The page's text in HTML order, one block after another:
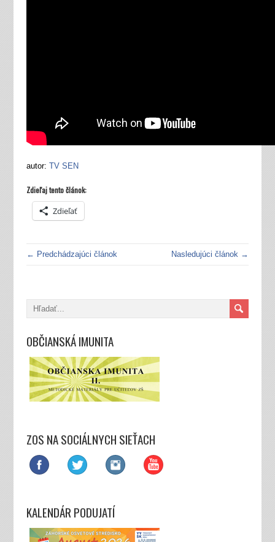
autor: TV SEN
Zdieľaj tento článok:
Zdieľať
← Predchádzajúci článok Nasledujúci článok →
OBČIANSKÁ IMUNITA
ZOS NA SOCIÁLNYCH SIEŤACH
KALENDÁR PODUJATÍ